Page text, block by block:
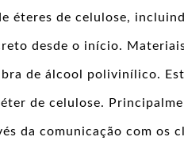
éteres de celulose,
desde o início.
de álcool polivinílico.
de celulose.
da comunicação com os